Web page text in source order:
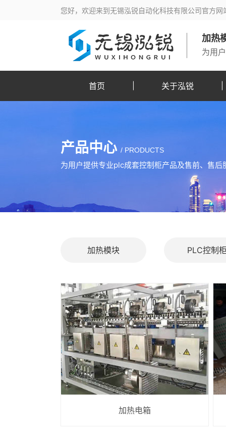
您好，欢迎来到无锡泓锐自动化科技有限公司官方网
加热
为用
首页 关于泓锐
产品中心 / PRODUCTS
为用户提供专业plc成套控制柜产品及售前、售后
加热电箱
加热模块 PLC控制